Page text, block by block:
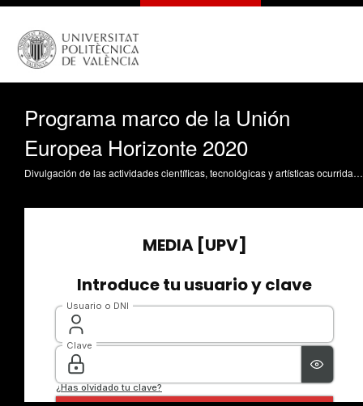
Programa marco de la Unión
Europea Horizonte 2020
Divulgación de las actividades científicas, tecnológicas y artísticas ocurridas en los tres campus de la UPV